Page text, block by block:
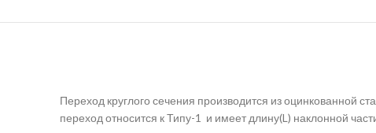
Переход круглого сечения производится из
переход относится к Типу-1 и имеет длину(L) наклонной